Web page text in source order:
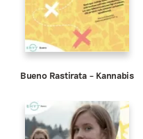
Bueno Rastirata – Kannabis